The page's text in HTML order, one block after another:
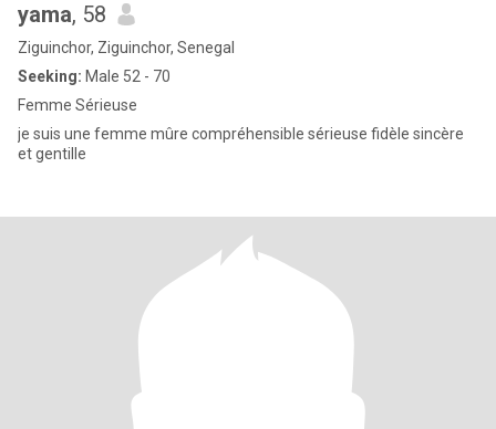
yama, 58
Ziguinchor, Ziguinchor, Senegal
Seeking: Male 52 - 70
Femme Sérieuse
je suis une femme mûre compréhensible sérieuse fidèle sincère
et gentille